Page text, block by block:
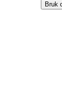
Bruk